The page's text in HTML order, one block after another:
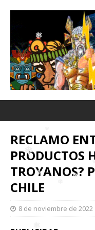
❅
❅
❅
❅
❅
RECLAMO
PRODUCTOS
TROYANOS?
CHILE
8 de noviembre de 2022